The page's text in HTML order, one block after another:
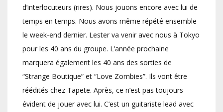
d’interlocuteurs (rires). Nous jouons encore avec lui de
temps en temps. Nous avons même répété ensemble
le week-end dernier. Lester va venir avec nous à Tokyo
pour les 40 ans du groupe. L’année prochaine
marquera également les 40 ans des sorties de
“Strange Boutique” et “Love Zombies”. Ils vont être
réédités chez Tapete. Après, ce n’est pas toujours
évident de jouer avec lui. C’est un guitariste lead avec